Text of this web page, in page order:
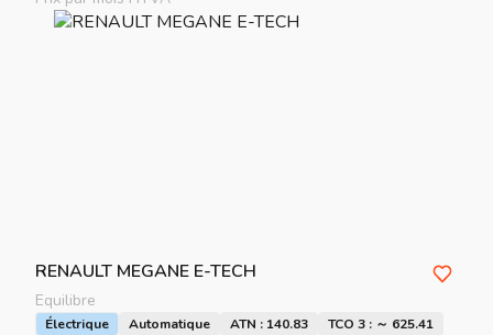
RENAULT MEGANE E-TECH
Equilibre
Électrique Automatique ATN : 140.83
TCO 3 : ～ 625.41